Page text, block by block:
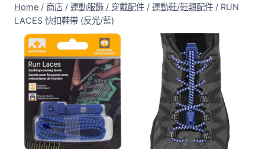
Home / 商店 / 運動服飾 / 穿戴配件 / 運動鞋/鞋類配件 / RUN
LACES 快扣鞋帶 (反光/藍)